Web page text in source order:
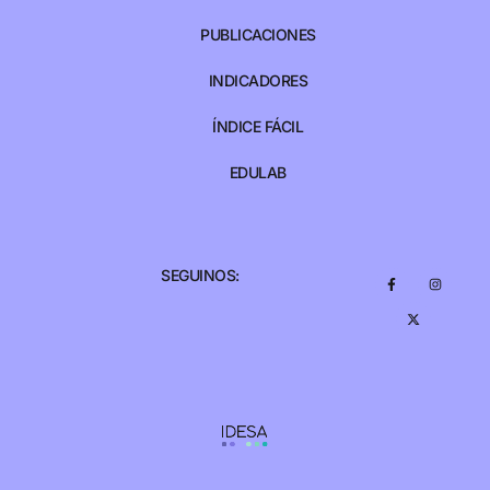
PUBLICACIONES
INDICADORES
ÍNDICE FÁCIL
EDULAB
SEGUINOS: